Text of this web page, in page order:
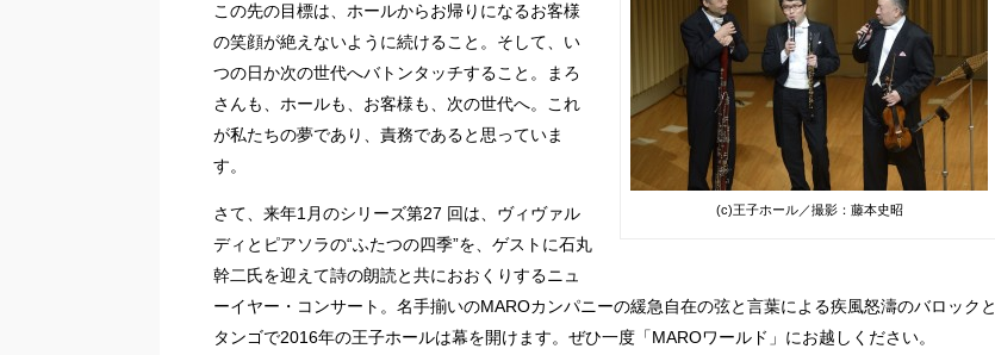
(c)王子ホール／撮影：藤本史昭
この先の目標は、ホールからお帰りになるお客様
の笑顔が絶えないように続けること。そして、い
つの日か次の世代へバトンタッチすること。まろ
さんも、ホールも、お客様も、次の世代へ。これ
が私たちの夢であり、責務であると思っていま
す。
さて、来年1月のシリーズ第27 回は、ヴィヴァル
ディとピアソラの“ふたつの四季”を、ゲストに石丸
幹二氏を迎えて詩の朗読と共におおくりするニュ
ーイヤー・コンサート。名手揃いのMAROカンパニーの緩急自在の弦と言葉による疾風怒濤のバロックと
タンゴで2016年の王子ホールは幕を開けます。ぜひ一度「MAROワールド」にお越しください。